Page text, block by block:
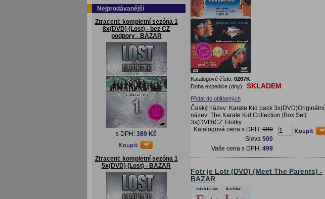
Nejprodávanější
Ztraceni: kompletní sezóna 1
8x(DVD) (Lost) - bez CZ
podpory - BAZAR
s DPH: 389 Kč
Ztraceni: kompletní sezóna 1
5x(DVD) (Lost) - BAZAR
Katalogové číslo: 0267K
Doba expedice (dny): SKLADEM
Přidat do oblíbených
Český název: Karate Kid pack 3x(DVD)Originální
název: The Karate Kid Collection [Box Set]
3x(DVD)CZ Titulky
Katalogová cena s DPH: 999
Sleva 500
Vaše cena s DPH: 499
Fotr je Lotr (DVD) (Meet The Parents) -
BAZAR